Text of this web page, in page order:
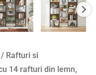
/ Rafturi si
14 rafturi din lemn,